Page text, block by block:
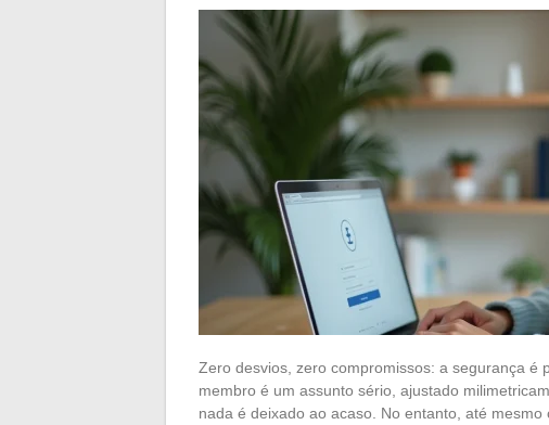
Zero desvios, zero compromissos: a segurança é
membro é um assunto sério, ajustado
nada é deixado ao acaso. No entanto, até